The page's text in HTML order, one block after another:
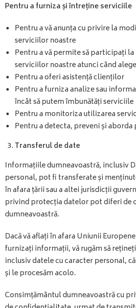
Pentru a furniza și întreține serviciile
Pentru a vă anunța cu privire la
serviciilor noastre
Pentru a vă permite să participați
serviciilor noastre atunci când
Pentru a oferi asistență clienților
Pentru a furniza analize sau
încât să putem îmbunătăți serviciile
Pentru a monitoriza utilizarea
Pentru a detecta, preveni și
Transferulde date
Informațiile dumneavoastră, inclusiv
personal, pot fi transferate și
în afara țării sau a altei jurisdicții
privind protecția datelor pot diferi de
dumneavoastră.
Dacă vă aflați în afara Uniunii
furnizați informații, vă rugăm să
inclusiv datele cu caracter personal,
și le procesăm acolo.
Consimțământul dumneavoastră cu